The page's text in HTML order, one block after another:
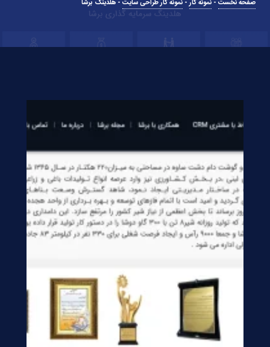
صفحه نخست - نمونه کار- نمونه کار طراحی سایت - هلدینگ برشا